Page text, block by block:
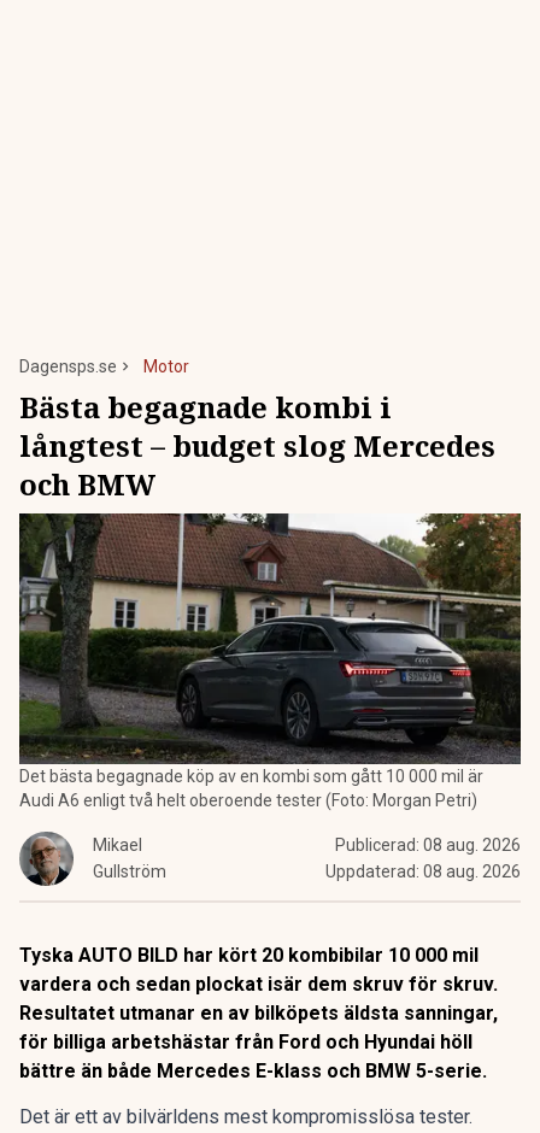
Dagensps.se Motor
Bästa begagnade kombi i
långtest – budget slog Mercedes
och BMW
Det bästa begagnade köp av en kombi som gått 10 000 mil är
Audi A6 enligt två helt oberoende tester (Foto: Morgan Petri)
Mikael
Gullström
Publicerad: 08 aug. 2026
Uppdaterad: 08 aug. 2026
Tyska AUTO BILD har kört 20 kombibilar 10 000 mil
vardera och sedan plockat isär dem skruv för skruv.
Resultatet utmanar en av bilköpets äldsta sanningar,
för billiga arbetshästar från Ford och Hyundai höll
bättre än både Mercedes E-klass och BMW 5-serie.
Det är ett av bilvärldens mest kompromisslösa tester.